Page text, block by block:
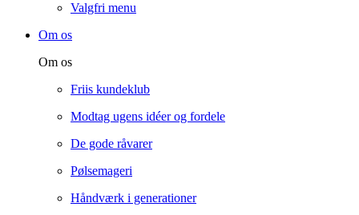
Valgfri menu
Om os
Om os
Friis kundeklub
Modtag ugens idéer og fordele
De gode råvarer
Pølsemageri
Håndværk i generationer